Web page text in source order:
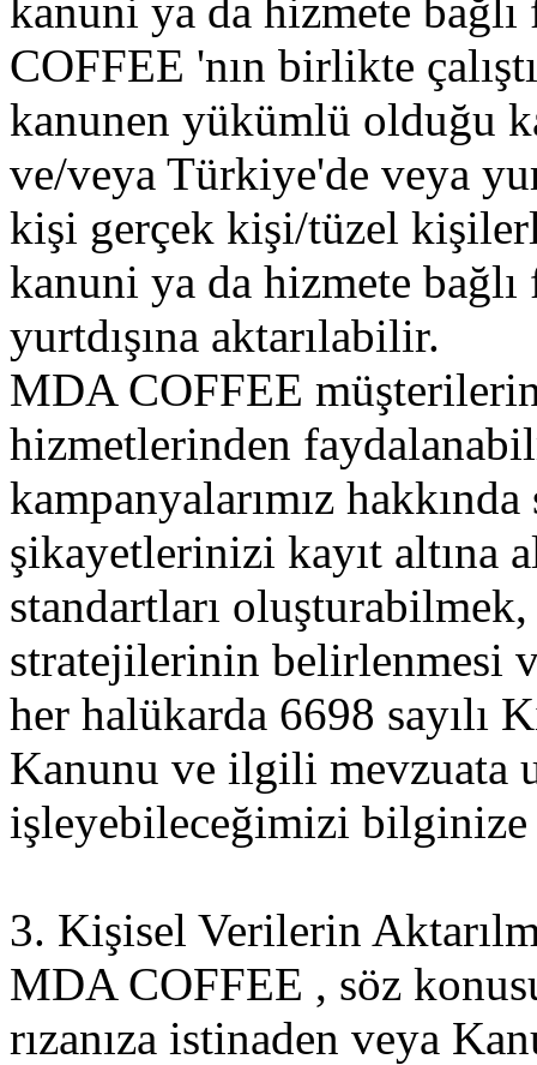
kanuni ya da hizmete
COFFEE 'nın birlikte
kanunen yükümlü olduğu
ve/veya Türkiye'de veya
kişi gerçek kişi/tüzel
kanuni ya da hizmete
yurtdışına aktarılabilir.
MDA COFFEE
hizmetlerinden
kampanyalarımız
şikayetlerinizi kayıt altına
standartları
stratejilerinin belirlenmesi
her halükarda 6698 sayılı
Kanunu ve ilgili mevzuata
işleyebileceğimizi bilginize
3. Kişisel Verilerin
MDA COFFEE , söz
rızanıza istinaden veya